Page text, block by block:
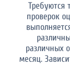
Требуются
проверок
различных
месяц.